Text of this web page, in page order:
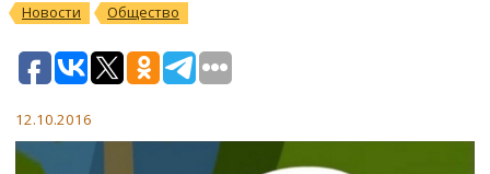
Новости Общество
12.10.2016